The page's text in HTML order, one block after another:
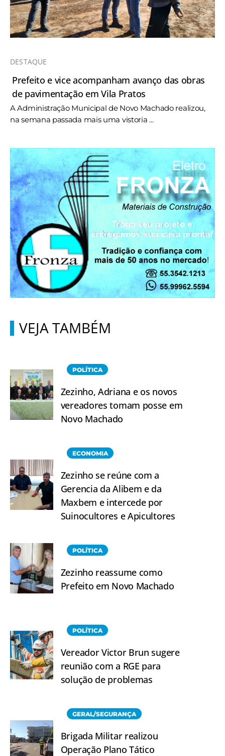
DESTAQUE
Prefeito e vice acompanham avanço das obras
de pavimentação em Vila Pratos
A Administração Municipal de Novo Machado realizou,
na semana passada mais uma vistoria ...
VEJA TAMBÉM
POLÍTICA
Zezinho, Adriana e os novos
vereadores tomam posse em
Novo Machado
ECONOMIA
Zezinho se reúne com a
Gerencia da Alibem e da
Maxbem e intercede por
Suinocultores e Apicultores
POLÍTICA
Zezinho reassume como
Prefeito em Novo Machado
POLÍTICA
Vereador Victor Brun sugere
reunião com a RGE para
solução de problemas
GERAL/SEGURANÇA
Brigada Militar realizou
Operação Plano Tático